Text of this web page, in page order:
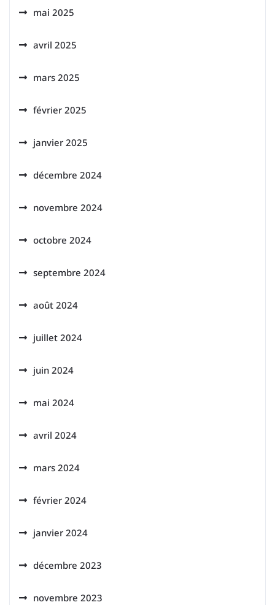
mai 2025
avril 2025
mars 2025
février 2025
janvier 2025
décembre 2024
novembre 2024
octobre 2024
septembre 2024
août 2024
juillet 2024
juin 2024
mai 2024
avril 2024
mars 2024
février 2024
janvier 2024
décembre 2023
novembre 2023